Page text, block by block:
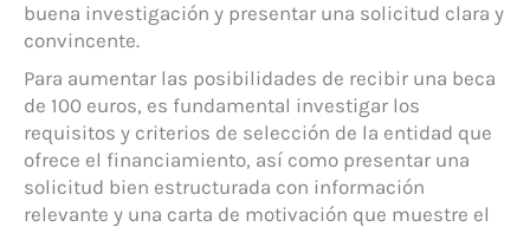
buena investigación y presentar una solicitud clara y
convincente.
Para aumentar las posibilidades de recibir una beca
de 100 euros, es fundamental investigar los
requisitos y criterios de selección de la entidad que
ofrece el financiamiento, así como presentar una
solicitud bien estructurada con información
relevante y una carta de motivación que muestre el